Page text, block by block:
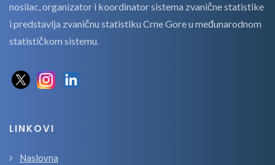
nosilac, organizator i koordinator sistema zvanične statistike
i predstavlja zvaničnu statistiku Crne Gore u međunarodnom
statističkom sistemu.
LINKOVI
Naslovna